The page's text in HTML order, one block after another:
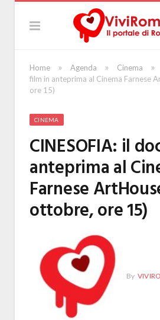
Home » Agenda » Cinema »
film in anteprima al Cinema Farnese
ore 15)
CINEMA
CINESOFIA: il
anteprima al
Farnese
ottobre, ore 15)
By